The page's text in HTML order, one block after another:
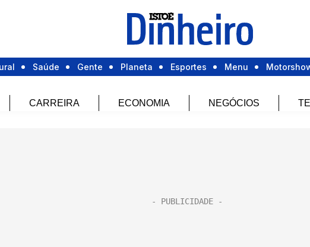
Saúde Gente Planeta Esportes Menu
CARREIRA ECONOMIA NEGÓCIOS